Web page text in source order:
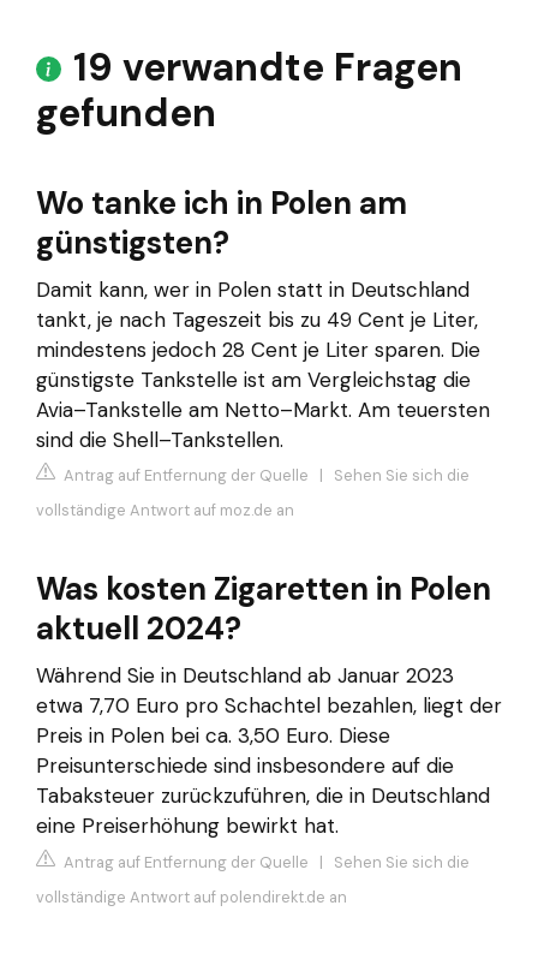
19 verwandte Fragen
gefunden
Wo tanke ich in Polen am
günstigsten?
Damit kann, wer in Polen statt in Deutschland
tankt, je nach Tageszeit bis zu 49 Cent je Liter,
mindestens jedoch 28 Cent je Liter sparen. Die
günstigste Tankstelle ist am Vergleichstag die
Avia–Tankstelle am Netto–Markt. Am teuersten
sind die Shell–Tankstellen.
Antrag auf Entfernung der Quelle | Sehen Sie sich die
vollständige Antwort auf moz.de an
Was kosten Zigaretten in Polen
aktuell 2024?
Während Sie in Deutschland ab Januar 2023
etwa 7,70 Euro pro Schachtel bezahlen, liegt der
Preis in Polen bei ca. 3,50 Euro. Diese
Preisunterschiede sind insbesondere auf die
Tabaksteuer zurückzuführen, die in Deutschland
eine Preiserhöhung bewirkt hat.
Antrag auf Entfernung der Quelle | Sehen Sie sich die
vollständige Antwort auf polendirekt.de an